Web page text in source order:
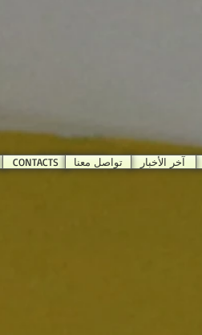
CONTACTS آخر الأخبار تواصل معنا